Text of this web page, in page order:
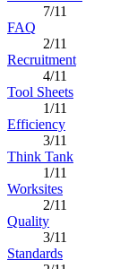
7/11
FAQ
2/11
Recruitment
4/11
Tool Sheets
1/11
Efficiency
3/11
Think Tank
1/11
Worksites
2/11
Quality
3/11
Standards